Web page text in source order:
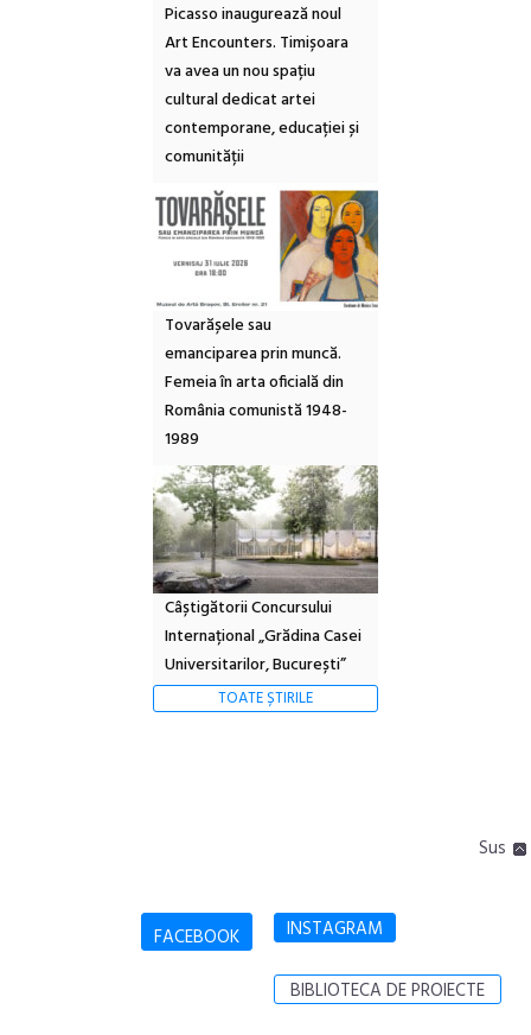
Picasso inaugurează noul
Art Encounters. Timișoara
va avea un nou spațiu
cultural dedicat artei
contemporane, educației și
comunității
Tovarășele sau
emanciparea prin muncă.
Femeia în arta oficială din
România comunistă 1948-
1989
Câștigătorii Concursului
Internațional „Grădina Casei
Universitarilor, București”
TOATE ȘTIRILE
Sus
FACEBOOK INSTAGRAM
BIBLIOTECA DE PROIECTE